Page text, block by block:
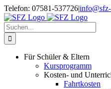
Zum
Inhalt
springen
Telefon: 07581-537726|
Suche
nach:
Für Schüler & Eltern
Kursprogramm
Kosten- und
Fahrtkosten